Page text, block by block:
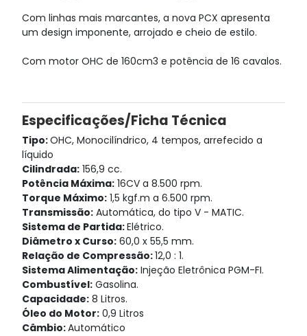
Com linhas mais marcantes, a nova PCX apresenta
um design imponente, arrojado e cheio de estilo.
Com motor OHC de 160cm3 e potência de 16 cavalos.
Especificações/Ficha Técnica
Tipo:OHC, Monocilíndrico, 4 tempos, arrefecido a
líquido
Cilindrada: 156,9 cc.
Potência Máxima: 16CV a 8.500 rpm.
Torque Máximo: 1,5 kgf.m a 6.500 rpm.
Transmissão: Automática, do tipo V - MATIC.
Sistema de Partida:Elétrico.
Diâmetro x Curso: 60,0 x 55,5 mm.
Relação de Compressão:12,0 : 1.
Sistema Alimentação: Injeção Eletrônica PGM-FI.
Combustível: Gasolina.
Capacidade: 8 Litros.
Óleo do Motor: 0,9 Litros
Câmbio:Automático